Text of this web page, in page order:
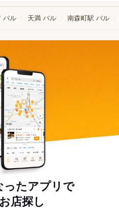
バル 天満 バル 南森町駅 バル
ったアプリで
店探し